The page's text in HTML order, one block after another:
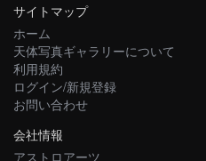
サイトマップ
ホーム
天体写真ギャラリーについて
利用規約
ログイン/新規登録
お問い合わせ
会社情報
アストロアーツ